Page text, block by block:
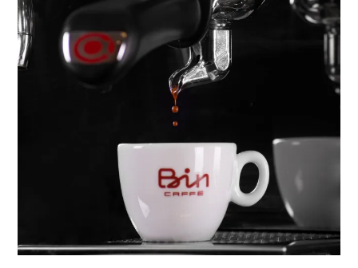
Sounds
Experience